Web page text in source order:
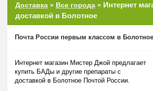
Доставка » Все города » Интернет
доставкой в Болотное
Почта России первым классом в Болотное
Интернет магазин Мистер Джой предлагает
купить БАДы и другие препараты с
доставкой в Болотное Почтой России.